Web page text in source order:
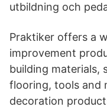
utbildning och
Praktiker offers a
improvement
building materials,
flooring, tools and
decoration